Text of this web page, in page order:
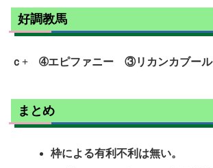
好調教馬
ｃ+ ➃エピファニー ③リカンカブール
まとめ
枠による有利不利は無い。